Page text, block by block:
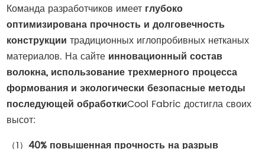
Команда разработчиков имеет глубоко
оптимизирована прочность и долговечность
конструкции традиционных иглопробивных нетканых
материалов. На сайте инновационный состав
волокна, использование трехмерного процесса
формования и экологически безопасные методы
последующей обработкиCool Fabric достигла своих
высот:
（1）40% повышенная прочность на разрыв